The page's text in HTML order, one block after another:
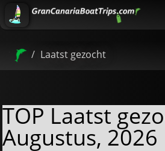
Laatst gezocht
TOP Laatst
Augustus, 2026